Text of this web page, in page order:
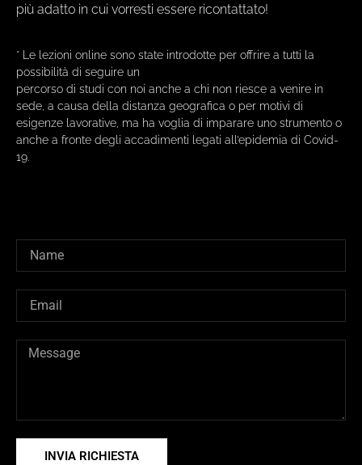
più adatto in cui vorresti essere ricontattato!
* Le lezioni online sono state introdotte per offrire a tutti la
possibilità di seguire un
percorso di studi con noi anche a chi non riesce a venire in
sede, a causa della distanza geografica o per motivi di
esigenze lavorative, ma ha voglia di imparare uno strumento o
anche a fronte degli accadimenti legati all’epidemia di Covid-
19.
INVIA RICHIESTA